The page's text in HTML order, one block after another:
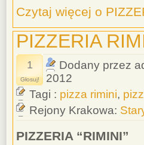
Czytaj więcej o
PIZZERIA
1
Głosuj!
Dodany przez
2012
Tagi : pizza rimini,
Rejony Krakowa:
PIZZERIA “RIMINI”